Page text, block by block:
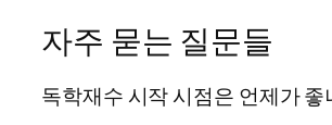
자주 묻는 질문들
독학재수 시작 시점은 언제가 좋